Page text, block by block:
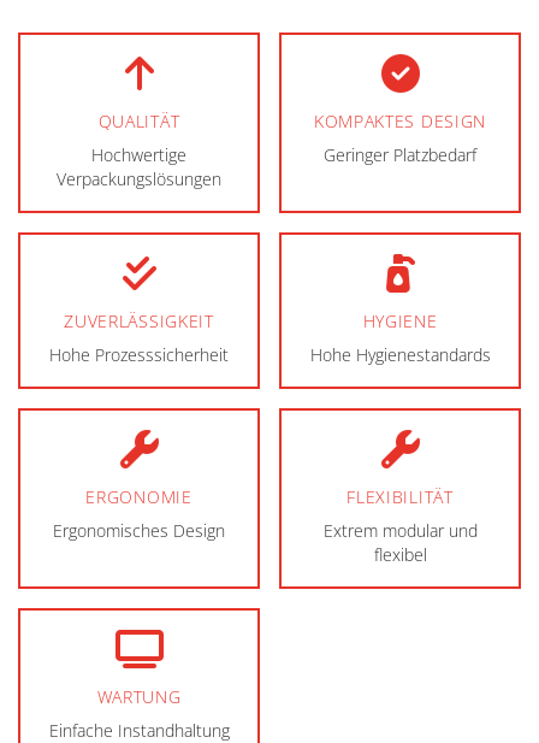
QUALITÄT
Hochwertige
Verpackungslösungen
KOMPAKTES DESIGN
Geringer Platzbedarf
ZUVERLÄSSIGKEIT
Hohe Prozesssicherheit
HYGIENE
Hohe Hygienestandards
ERGONOMIE
Ergonomisches Design
FLEXIBILITÄT
Extrem modular und
flexibel
WARTUNG
Einfache Instandhaltung